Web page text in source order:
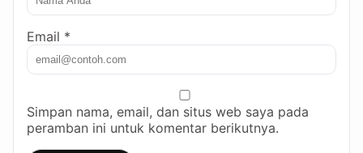
Email *
Simpan nama, email, dan situs web saya pada
peramban ini untuk komentar berikutnya.